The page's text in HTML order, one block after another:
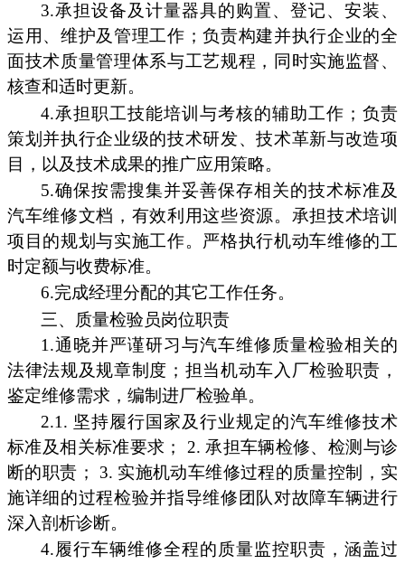
3.承担设备及计量器具的购置、登记、安装、
运用、维护及管理工作；负责构建并执行企业的全
面技术质量管理体系与工艺规程，同时实施监督、
核查和适时更新。
4.承担职工技能培训与考核的辅助工作；负责
策划并执行企业级的技术研发、技术革新与改造项
目，以及技术成果的推广应用策略。
5.确保按需搜集并妥善保存相关的技术标准及
汽车维修文档，有效利用这些资源。承担技术培训
项目的规划与实施工作。严格执行机动车维修的工
时定额与收费标准。
6.完成经理分配的其它工作任务。
三、质量检验员岗位职责
1.通晓并严谨研习与汽车维修质量检验相关的
法律法规及规章制度；担当机动车入厂检验职责，
鉴定维修需求，编制进厂检验单。
2.1. 坚持履行国家及行业规定的汽车维修技术
标准及相关标准要求； 2. 承担车辆检修、检测与诊
断的职责； 3. 实施机动车维修过程的质量控制，实
施详细的过程检验并指导维修团队对故障车辆进行
深入剖析诊断。
4.履行车辆维修全程的质量监控职责，涵盖过